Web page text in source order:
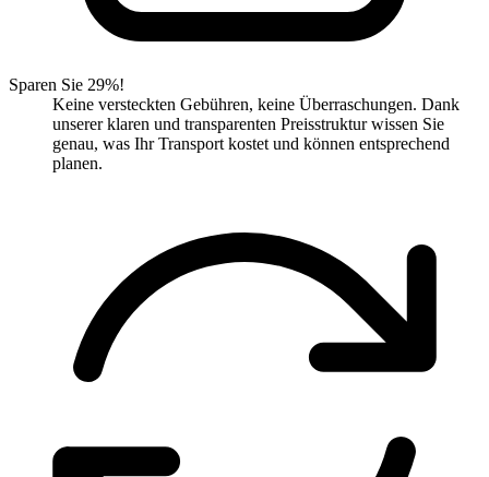
Sparen Sie 29%!
Keine versteckten Gebühren, keine Überraschungen. Dank
unserer klaren und transparenten Preisstruktur wissen Sie
genau, was Ihr Transport kostet und können entsprechend
planen.